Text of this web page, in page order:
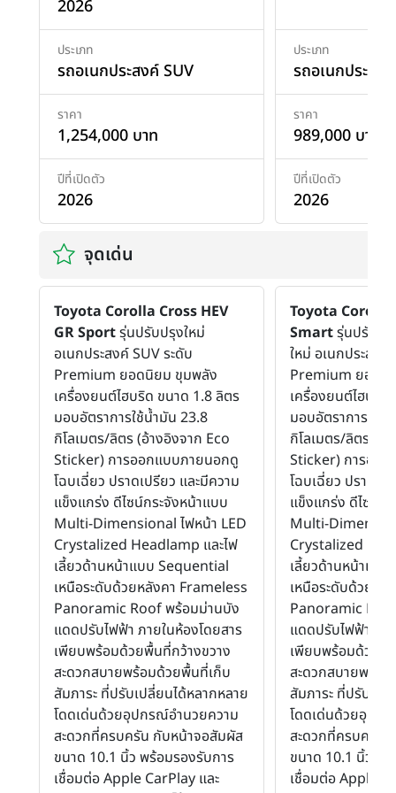
2026
ประเภท
รถอเนกประสงค์ SUV
ราคา
1,254,000 บาท
ปีที่เปิดตัว
2026
ประเภท
รถอเนกประสง
ราคา
989,000 บาท
ปีที่เปิดตัว
2026
จุดเด่น
Toyota Corolla Cross HEV
GR Sportรุ่นปรับปรุงใหม่
อเนกประสงค์ SUV ระดับ
Premium ยอดนิยม ขุมพลัง
เครื่องยนต์ไฮบริด ขนาด 1.8 ลิตร
มอบอัตราการใช้น้ำมัน 23.8
กิโลเมตร/ลิตร (อ้างอิงจาก Eco
Sticker) การออกแบบภายนอกดู
โฉบเฉี่ยว ปราดเปรียว และมีความ
แข็งแกร่ง ดีไซน์กระจังหน้าแบบ
Multi-Dimensional ไฟหน้า LED
Crystalized Headlamp และไฟ
เลี้ยวด้านหน้าแบบ Sequential
เหนือระดับด้วยหลังคา Frameless
Panoramic Roof พร้อมม่านบัง
แดดปรับไฟฟ้า ภายในห้องโดยสาร
เพียบพร้อมด้วยพื้นที่กว้างขวาง
สะดวกสบายพร้อมด้วยพื้นที่เก็บ
สัมภาระ ที่ปรับเปลี่ยนได้หลากหลาย
โดดเด่นด้วยอุปกรณ์อำนวยความ
สะดวกที่ครบครัน กับหน้าจอสัมผัส
ขนาด 10.1 นิ้ว พร้อมรองรับการ
เชื่อมต่อ Apple CarPlay และ
Toyota Corolla
Smartรุ่นปรับป
ใหม่ อเนกประสงค์
Premium ยอดนิ
เครื่องยนต์ไฮบริ
มอบอัตราการใช้น้
กิโลเมตร/ลิตร (อ้
Sticker) การออ
โฉบเฉี่ยว ปราดเป
แข็งแกร่ง ดีไซน์ก
Multi-
Crystalized
เลี้ยวด้านหน้าแบ
เหนือระดับด้วยห
Panoramic
แดดปรับไฟฟ้า ภา
เพียบพร้อมด้วยพื้
สะดวกสบายพร้อ
สัมภาระ ที่ปรับเป
โดดเด่นด้วยอุปก
สะดวกที่ครบครัน
ขนาด 10.1 นิ้ว พ
เชื่อมต่อ Apple